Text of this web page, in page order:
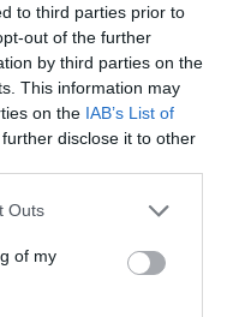
to third parties prior to
out of the further
by third parties on the
This information may
on the IAB’s List of
disclose it to other
one or more Google
You may click to
its third-party tags to
in below Google
Outs
of my
και ένας